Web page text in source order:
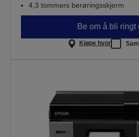
4,3 tommers berøringsskjerm
Be om å bli ringt
Kjøpe hvor